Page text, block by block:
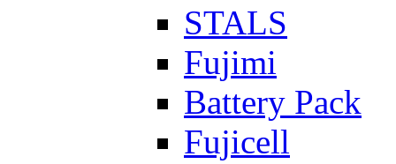
STALS
Fujimi
Battery Pack
Fujicell